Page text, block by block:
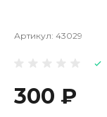
Артикул: 43029
300 ₽